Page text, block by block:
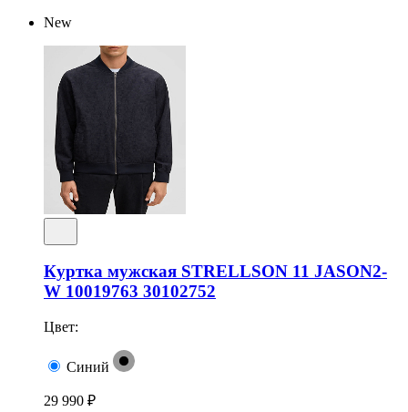
New
Куртка мужская STRELLSON 11 JASON2-
W 10019763 30102752
Цвет:
Синий
29 990 ₽